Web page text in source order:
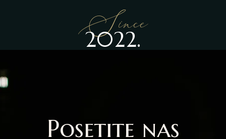
Since
2022.
Posetite nas